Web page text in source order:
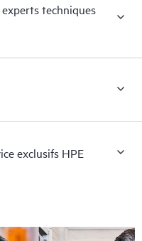
techniques
exclusifs HPE